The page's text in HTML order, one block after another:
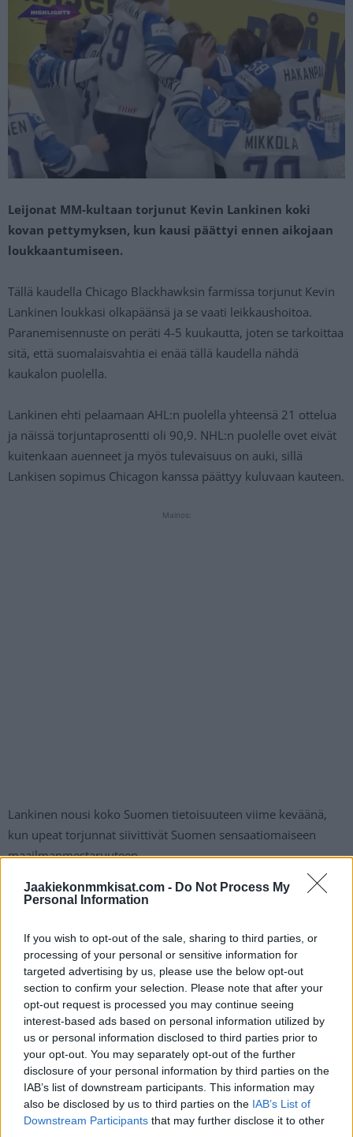
Jaakiekonmmkisat.com - Do Not Process My
Personal Information
If you wish to opt-out of the sale, sharing to third parties, or
processing of your personal or sensitive information for
targeted advertising by us, please use the below opt-out
section to confirm your selection. Please note that after your
opt-out request is processed you may continue seeing
interest-based ads based on personal information utilized by
us or personal information disclosed to third parties prior to
your opt-out. You may separately opt-out of the further
disclosure of your personal information by third parties on the
IAB’s list of downstream participants. This information may
also be disclosed by us to third parties on the IAB’s List of
Downstream Participants that may further disclose it to other
Leijonat MM-kultaan torjunut Kevin Lankinen koki
kovan pettymyksen, kun kausi päättyi ennen aikojaan
loukkaantumiseen.
Tällä kaudella Chicago Blackhawksin farmissa torjunut Kevin
Lankinen loukkasi olkapäänsä ja se vaati leikkaushoitoa.
Paranemisennuste on peräti 4-5 kuukautta, joten se tarkoittaa
sitä, että suomalaisvahtia ei enää tällä kaudella nähdä
kaukalon puolella.
Lankinen ehti pelaamaan AHL:n puolella yhteensä 21 ottelua
ja näissä torjuntaprosentti oli 90,9. NHL:n puolelle ovet eivät
kuitenkaan auenneet ja myös tulevaisuus on auki, sillä
Lankisen sopimus Chicagon kanssa päättyy kuluvaan kauteen.
Mainos:
Lankinen nousi koko Suomen tietoisuuteen viime keväänä,
kun upeat torjunnat siivittivät Suomen sensaatiomaiseen
maailmanmestaruuteen.
Suomalaisvahti olisi saattanut olla potentiaalinen pelaaja
ei olisi päättänyt kautta.
Edellinen artikkeli
Tampereen areenan nimi julki:
Seuraava artikkeli
Tässä on jääkiekon MM-kisojen